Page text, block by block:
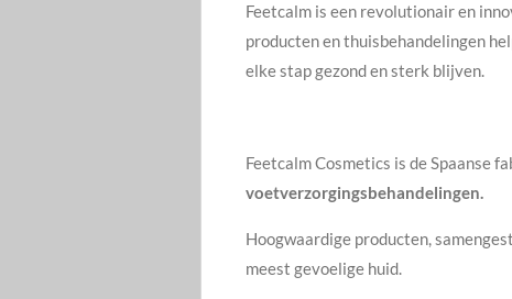
Feetcalm is een revolutionair en
producten en thuisbehandelingen
elke stap gezond en sterk blijven.
Feetcalm Cosmetics is de Spaanse
voetverzorgingsbehandelingen.
Hoogwaardige producten,
meest gevoelige huid.